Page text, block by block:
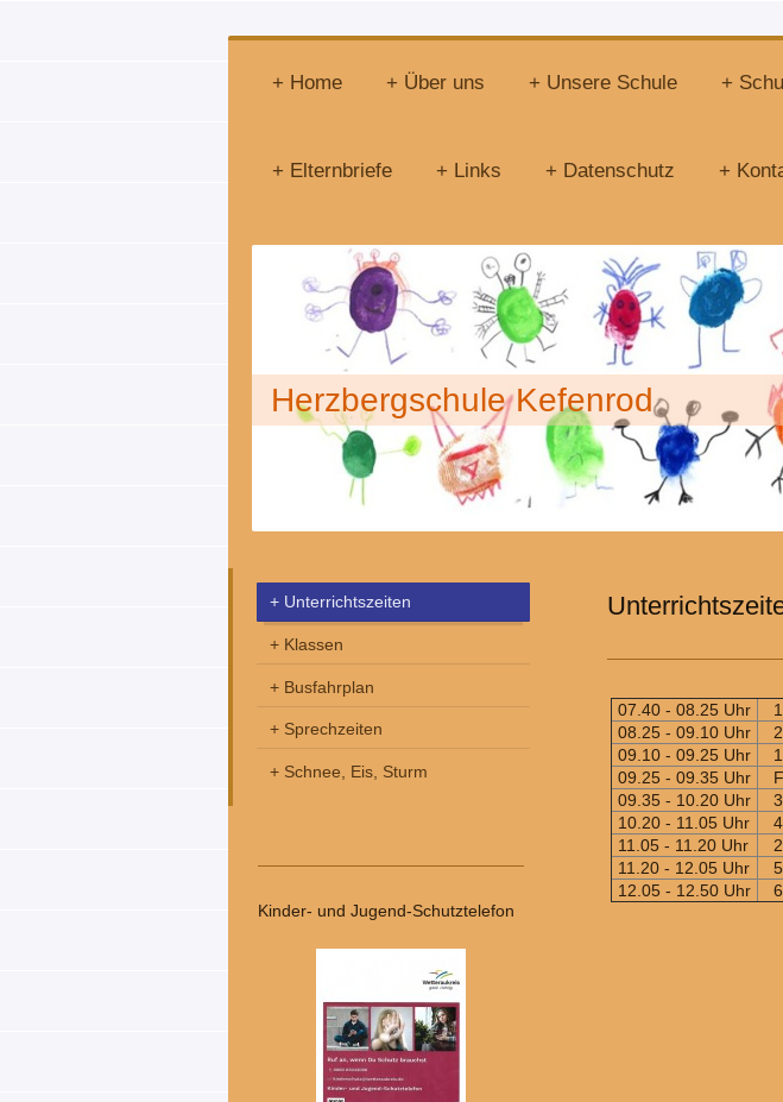
Home Über uns Unsere Schule
Elternbriefe Links Datenschutz
Herzbergschule
07.40 - 08.25 Uhr
08.25 - 09.10 Uhr
09.10 - 09.25 Uhr
09.25 - 09.35 Uhr
09.35 - 10.20 Uhr
10.20 - 11.05 Uhr
11.05 - 11.20 Uhr
11.20 - 12.05 Uhr
12.05 - 12.50 Uhr
Unterrichtszeiten
Klassen
Busfahrplan
Sprechzeiten
Schnee, Eis, Sturm
Kinder- und Jugend-Schutztelefon